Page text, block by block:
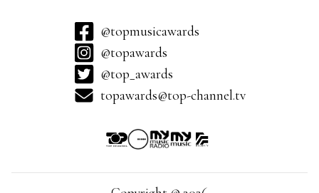
@topmusicawards
@topawards
@top_awards
topawards@top-channel.tv